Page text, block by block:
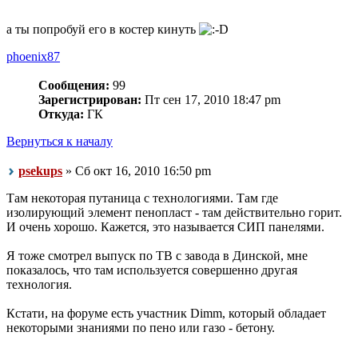
а ты попробуй его в костер кинуть
phoenix87
Сообщения: 99
Зарегистрирован: Пт сен 17, 2010 18:47 pm
Откуда: ГК
Вернуться к началу
psekups » Сб окт 16, 2010 16:50 pm
Там некоторая путаница с технологиями. Там где
изолирующий элемент пенопласт - там действительно горит.
И очень хорошо. Кажется, это называется СИП панелями.
Я тоже смотрел выпуск по ТВ с завода в Динской, мне
показалось, что там используется совершенно другая
технология.
Кстати, на форуме есть участник Dimm, который обладает
некоторыми знаниями по пено или газо - бетону.